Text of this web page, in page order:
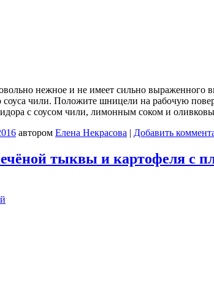
нежное и не имеет сильно выраженного
соуса чили. Положите шницели на рабочую
с соусом чили, лимонным соком и
автором Елена Некрасова | Добавить
тыквы и картофеля с